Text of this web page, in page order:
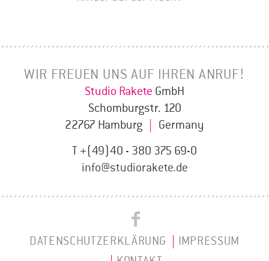
WIR FREUEN UNS AUF IHREN ANRUF!
Studio Rakete GmbH
Schomburgstr. 120
22767 Hamburg
Germany
T +(49)40 - 380 375 69-0
info@studiorakete.de
Studio
Rakete
Rakete
DATENSCHUTZERKLÄRUNG
IMPRESSUM